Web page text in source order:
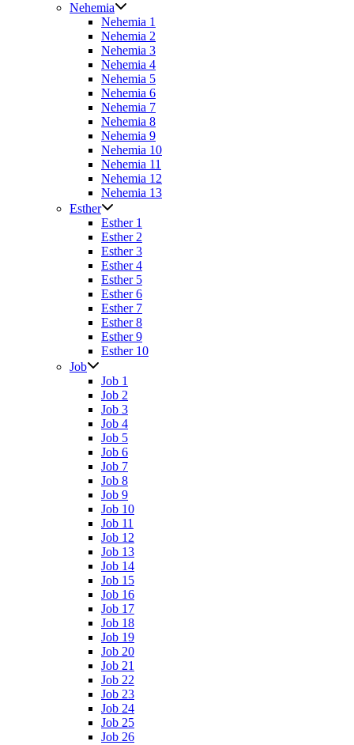
Nehemia
Nehemia 1
Nehemia 2
Nehemia 3
Nehemia 4
Nehemia 5
Nehemia 6
Nehemia 7
Nehemia 8
Nehemia 9
Nehemia 10
Nehemia 11
Nehemia 12
Nehemia 13
Esther
Esther 1
Esther 2
Esther 3
Esther 4
Esther 5
Esther 6
Esther 7
Esther 8
Esther 9
Esther 10
Job
Job 1
Job 2
Job 3
Job 4
Job 5
Job 6
Job 7
Job 8
Job 9
Job 10
Job 11
Job 12
Job 13
Job 14
Job 15
Job 16
Job 17
Job 18
Job 19
Job 20
Job 21
Job 22
Job 23
Job 24
Job 25
Job 26